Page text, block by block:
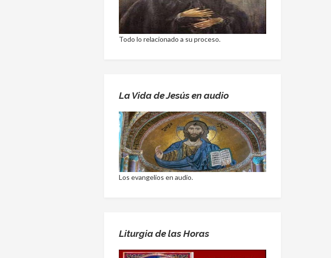
Todo lo relacionado a su proceso.
La Vida de Jesús en audio
Los evangelios en audio.
Liturgia de las Horas